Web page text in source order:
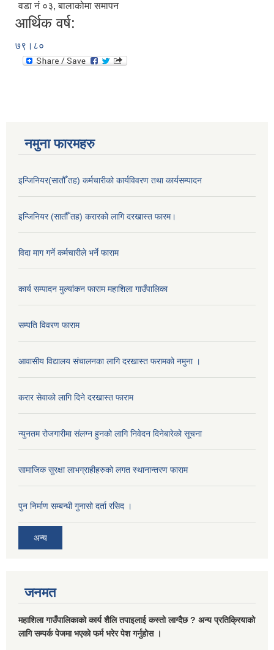
वडा नं ०३, बालाकोमा समापन
आर्थिक वर्ष:
७९।८०
नमुना फारमहरु
इन्जिनियर(सातौँ तह) कर्मचारीको कार्यविवरण तथा कार्यसम्पादन
इन्जिनियर (सातौँ तह) करारको लागि दरखास्त फारम।
विदा माग गर्ने कर्मचारीले भर्ने फाराम
कार्य सम्पादन मुल्यांकन फाराम महाशिला गाउँपालिका
सम्पति विवरण फाराम
आवासीय विद्यालय संचालनका लागि दरखास्त फरामको नमुना ।
करार सेवाको लागि दिने दरखास्त फाराम
न्युनतम रोजगारीमा संलग्न हुनको लागि निवेदन दिनेबारेको सूचना
सामाजिक सुरक्षा लाभग्राहीहरुको लगत स्थानान्तरण फाराम
पुन निर्माण सम्बन्धी गुनासो दर्ता रसिद ।
अन्य
जनमत
महाशिला गाउँपालिकाको कार्य शैलि तपाइलाई कस्तो लाग्दैछ ? अन्य प्रतिक्रियाको
लागि सम्पर्क पेजमा भएको फर्म भरेर पेश गर्नुहोस ।